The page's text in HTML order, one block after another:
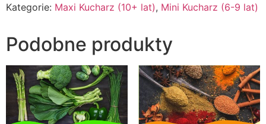
Kategorie: Maxi Kucharz (10+ lat), Mini Kucharz (6-9 lat)
Podobne produkty